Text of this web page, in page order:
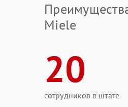
Miele
20
сотрудников в штате